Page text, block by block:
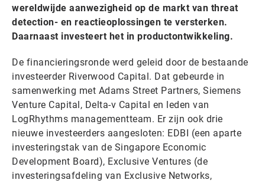
wereldwijde aanwezigheid op de markt van threat
detection- en reactieoplossingen te versterken.
Daarnaast investeert het in productontwikkeling.
De financieringsronde werd geleid door de bestaande
investeerder Riverwood Capital. Dat gebeurde in
samenwerking met Adams Street Partners, Siemens
Venture Capital, Delta-v Capital en leden van
LogRhythms managementteam. Er zijn ook drie
nieuwe investeerders aangesloten: EDBI (een aparte
investeringstak van de Singapore Economic
Development Board), Exclusive Ventures (de
investeringsafdeling van Exclusive Networks,